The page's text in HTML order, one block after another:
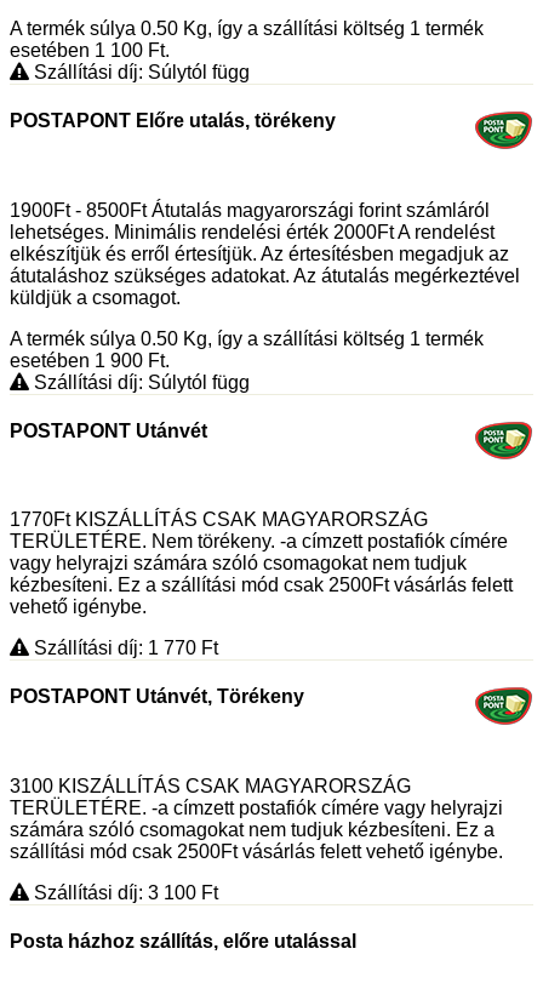
A termék súlya 0.50 Kg, így a szállítási költség 1 termék
esetében 1 100 Ft.
Szállítási díj: Súlytól függ
POSTAPONT Előre utalás, törékeny
1900Ft - 8500Ft Átutalás magyarországi forint számláról
lehetséges. Minimális rendelési érték 2000Ft A rendelést
elkészítjük és erről értesítjük. Az értesítésben megadjuk az
átutaláshoz szükséges adatokat. Az átutalás megérkeztével
küldjük a csomagot.
A termék súlya 0.50 Kg, így a szállítási költség 1 termék
esetében 1 900 Ft.
Szállítási díj: Súlytól függ
POSTAPONT Utánvét
1770Ft KISZÁLLÍTÁS CSAK MAGYARORSZÁG
TERÜLETÉRE. Nem törékeny. -a címzett postafiók címére
vagy helyrajzi számára szóló csomagokat nem tudjuk
kézbesíteni. Ez a szállítási mód csak 2500Ft vásárlás felett
vehető igénybe.
Szállítási díj: 1 770 Ft
POSTAPONT Utánvét, Törékeny
3100 KISZÁLLÍTÁS CSAK MAGYARORSZÁG
TERÜLETÉRE. -a címzett postafiók címére vagy helyrajzi
számára szóló csomagokat nem tudjuk kézbesíteni. Ez a
szállítási mód csak 2500Ft vásárlás felett vehető igénybe.
Szállítási díj: 3 100 Ft
Posta házhoz szállítás, előre utalással